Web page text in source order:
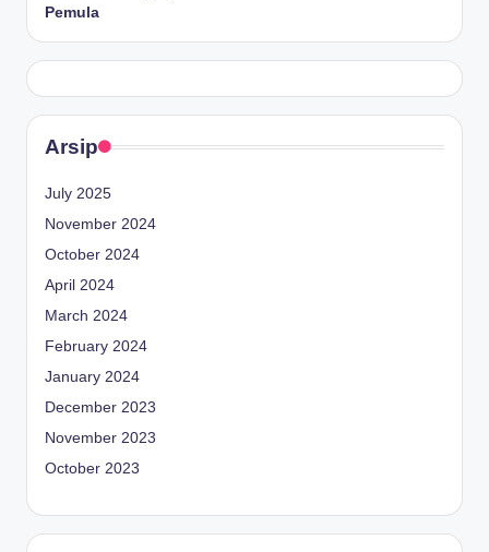
Pemula
Arsip
July 2025
November 2024
October 2024
April 2024
March 2024
February 2024
January 2024
December 2023
November 2023
October 2023